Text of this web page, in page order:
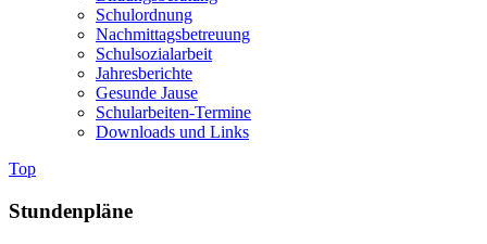
Schulordnung
Nachmittagsbetreuung
Schulsozialarbeit
Jahresberichte
Gesunde Jause
Schularbeiten-Termine
Downloads und Links
Top
Stundenpläne